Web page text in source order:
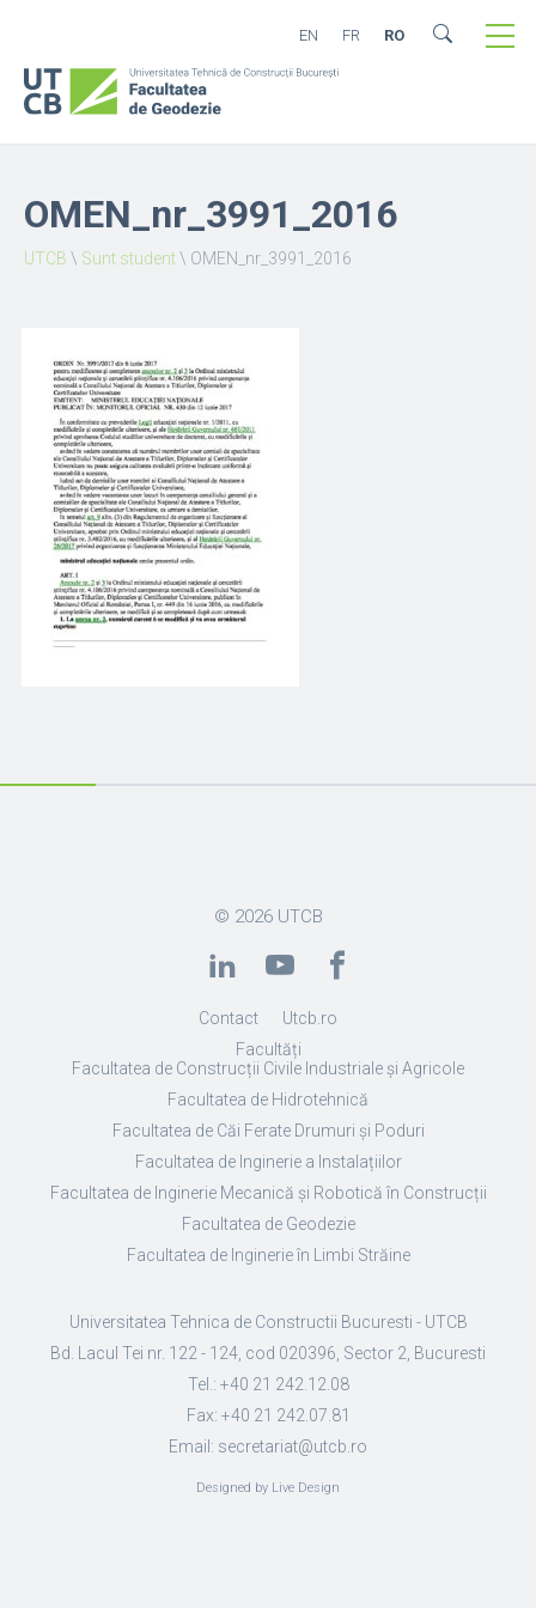
EN FR RO
OMEN_nr_3991_2016
UTCB \ Sunt student\ OMEN_nr_3991_2016
© 2026 UTCB
Contact
Utcb.ro
Facultăți
Facultatea de Construcții Civile Industriale și Agricole
Facultatea de Hidrotehnică
Facultatea de Căi Ferate Drumuri și Poduri
Facultatea de Inginerie a Instalațiilor
Facultatea de Inginerie Mecanică și Robotică în Construcții
Facultatea de Geodezie
Facultatea de Inginerie în Limbi Străine
Universitatea Tehnica de Constructii Bucuresti - UTCB
Bd. Lacul Tei nr. 122 - 124, cod 020396, Sector 2, Bucuresti
Tel.: +40 21 242.12.08
Fax: +40 21 242.07.81
Email: secretariat@utcb.ro
Designed by Live Design